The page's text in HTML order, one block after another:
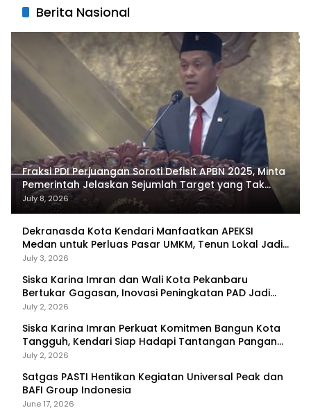
Berita Nasional
Fraksi PDI Perjuangan Soroti Defisit APBN 2025, Minta
Pemerintah Jelaskan Sejumlah Target yang Tak
Tercapai
July 8, 2026
Dekranasda Kota Kendari Manfaatkan APEKSI
Medan untuk Perluas Pasar UMKM, Tenun Lokal Jadi
Primadona
July 3, 2026
Siska Karina Imran dan Wali Kota Pekanbaru
Bertukar Gagasan, Inovasi Peningkatan PAD Jadi
Fokus Diskusi
July 2, 2026
Siska Karina Imran Perkuat Komitmen Bangun Kota
Tangguh, Kendari Siap Hadapi Tantangan Pangan
dan Bencana
July 2, 2026
Satgas PASTI Hentikan Kegiatan Universal Peak dan
BAFI Group Indonesia
June 17, 2026